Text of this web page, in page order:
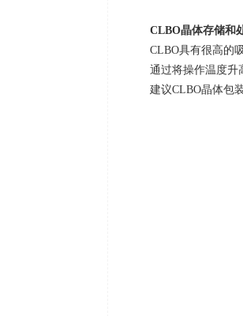
CLBO晶体存储和
CLBO具有很高的
通过将操作温度升
建议CLBO晶体包